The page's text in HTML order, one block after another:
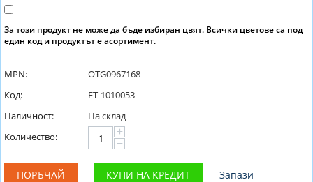
За този продукт не може да бъде избиран цвят. Всички цветове са под
един код и продуктът е асортимент.
MPN:
OTG0967168
Код:
FT-1010053
Наличност:
На склад
Количество:
+
−
ПОРЪЧАЙ КУПИ НА КРЕДИТ Запази